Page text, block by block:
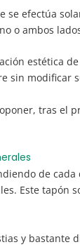
se efectúa
o ambos
estética
sin modificar
tras el
de
Este tapón
y